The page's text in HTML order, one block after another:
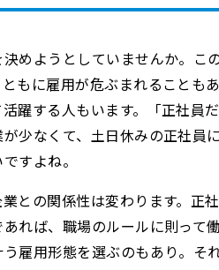
めようとしていませんか。こ
もに雇用が危ぶまれることも
躍する人もいます。「正社員
少なくて、土日休みの正社員
すよね。
との関係性は変わります。正
れば、職場のルールに則って
雇用形態を選ぶのもあり。そ